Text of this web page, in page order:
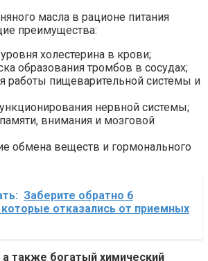
масла в рационе питания
преимущества:
холестерина в крови;
образования тромбов в сосудах;
работы пищеварительной системы и
нервной системы;
внимания и мозговой
обмена веществ и гормонального
Заберите обратно 6
отказались от приемных
также богатый химический